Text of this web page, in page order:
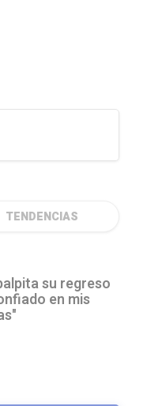
TENDENCIAS
su regreso
en mis